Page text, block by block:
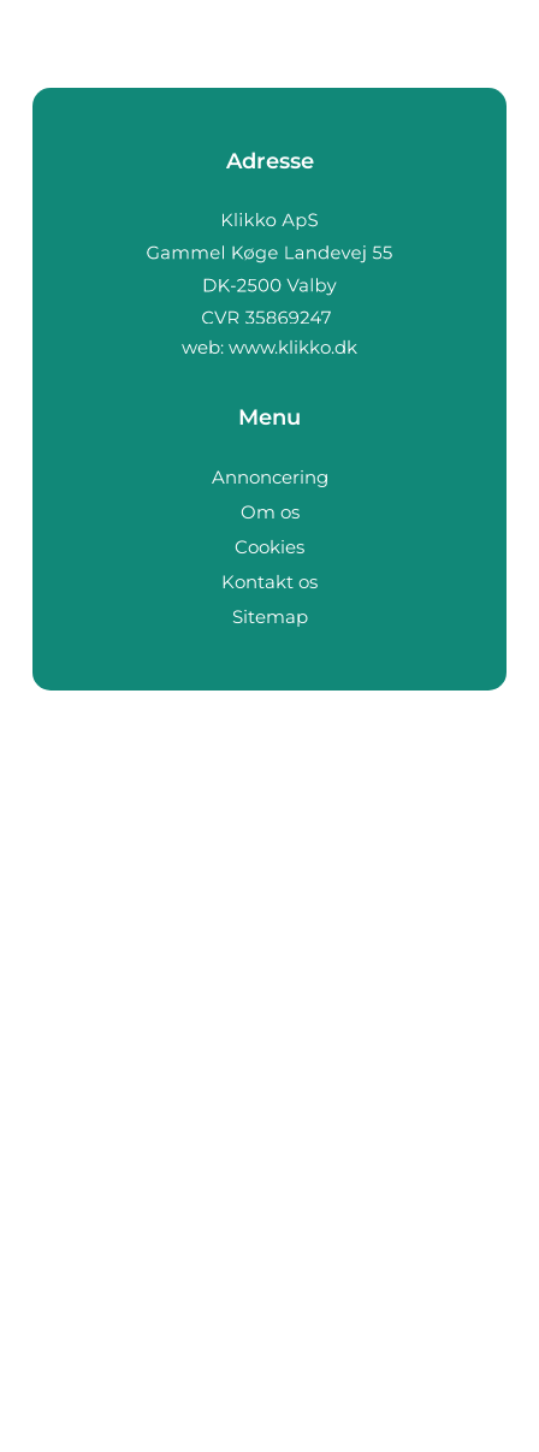
Adresse
web: www.klikko.dk
Menu
Annoncering
Om os
Cookies
Kontakt os
Sitemap